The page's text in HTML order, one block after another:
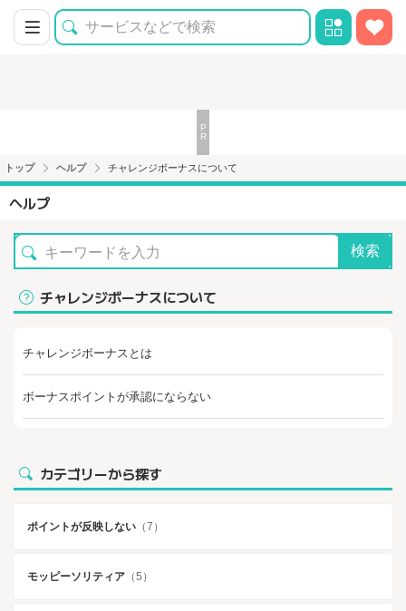
トップ ヘルプ チャレンジボーナスについて
ヘルプ
検索
チャレンジボーナスについて
チャレンジボーナスとは
ボーナスポイントが承認にならない
カテゴリーから探す
ポイントが反映しない （7）
モッピーソリティア （5）